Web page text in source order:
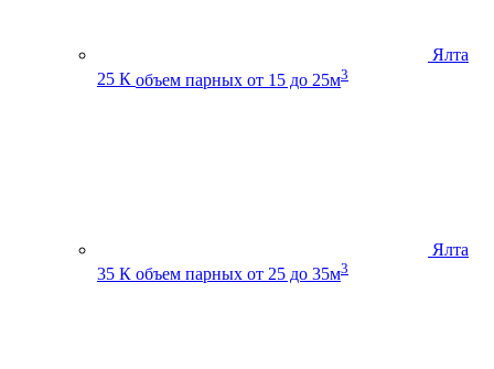
Ялта
25 К объем парных от 15 до 25м3
Ялта
35 К объем парных от 25 до 35м3